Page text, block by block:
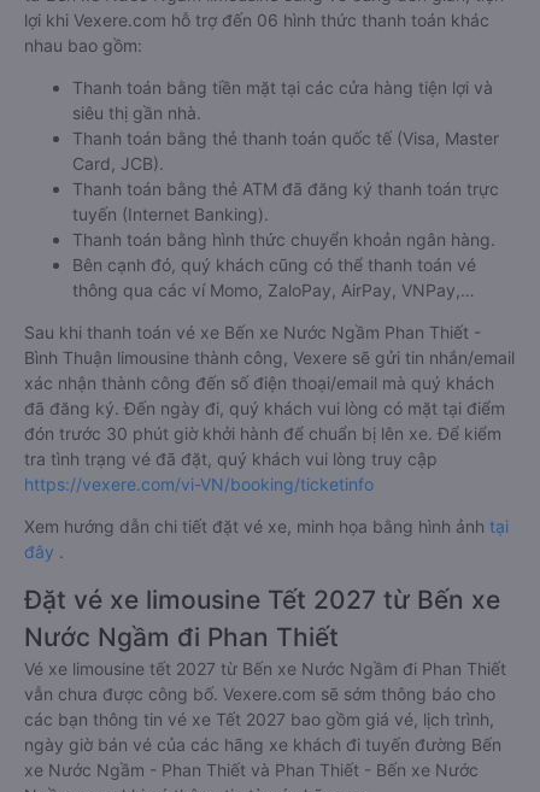
thanh toán vé.
Việc đặt mua và thanh toán vé xe đi Phan Thiết - Bình Thuận
từ Bến xe Nước Ngầm limousine cũng vô cùng đơn giản, tiện
lợi khi Vexere.com hỗ trợ đến 06 hình thức thanh toán khác
nhau bao gồm:
Thanh toán bằng tiền mặt tại các cửa hàng tiện lợi và
siêu thị gần nhà.
Thanh toán bằng thẻ thanh toán quốc tế (Visa, Master
Card, JCB).
Thanh toán bằng thẻ ATM đã đăng ký thanh toán trực
tuyến (Internet Banking).
Thanh toán bằng hình thức chuyển khoản ngân hàng.
Bên cạnh đó, quý khách cũng có thể thanh toán vé
thông qua các ví Momo, ZaloPay, AirPay, VNPay,…
Sau khi thanh toán vé xe Bến xe Nước Ngầm Phan Thiết -
Bình Thuận limousine thành công, Vexere sẽ gửi tin nhắn/email
xác nhận thành công đến số điện thoại/email mà quý khách
đã đăng ký. Đến ngày đi, quý khách vui lòng có mặt tại điểm
đón trước 30 phút giờ khởi hành để chuẩn bị lên xe. Để kiểm
tra tình trạng vé đã đặt, quý khách vui lòng truy cập
Xem hướng dẫn chi tiết đặt vé xe, minh họa bằng hình ảnhtại
đây.
Đặt vé xe limousine Tết 2027 từ Bến xe
Nước Ngầm đi Phan Thiết
Vé xe limousine tết 2027 từ Bến xe Nước Ngầm đi Phan Thiết
vẫn chưa được công bố. Vexere.com sẽ sớm thông báo cho